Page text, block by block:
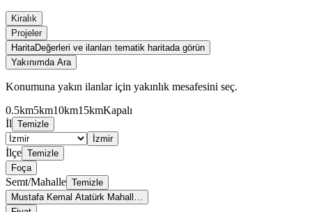
Kiralık
Projeler
HaritaDeğerleri ve ilanları tematik haritada görün
Yakınımda Ara
Konumuna yakın ilanlar için yakınlık mesafesini seç.
0.5km5km10km15kmKapalı
İl Temizle
İzmir
İlçe Temizle
Foça
Semt/Mahalle Temizle
Mustafa Kemal Atatürk Mahall…